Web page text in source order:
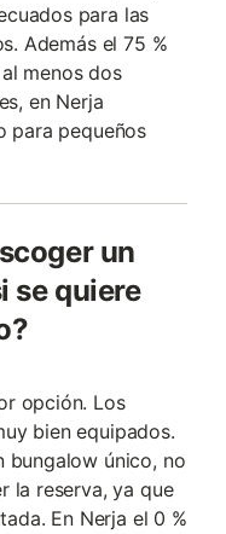
para las
Además el 75 %
menos dos
en Nerja
para pequeños
un
se quiere
opción. Los
bien equipados.
bungalow único, no
la reserva, ya que
En Nerja el 0 %